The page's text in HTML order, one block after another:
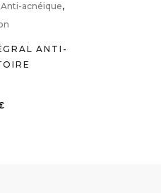
Anti-acnéique,
ANTI-